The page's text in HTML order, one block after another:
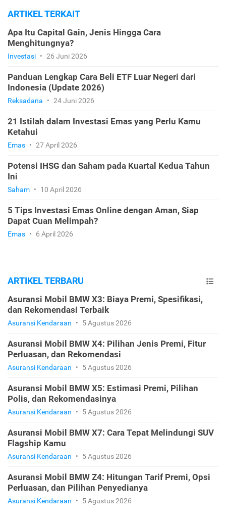
ARTIKEL TERKAIT
Apa Itu Capital Gain, Jenis Hingga Cara
Menghitungnya?
Investasi • 26 Juni 2026
Panduan Lengkap Cara Beli ETF Luar Negeri dari
Indonesia (Update 2026)
Reksadana • 24 Juni 2026
21 Istilah dalam Investasi Emas yang Perlu Kamu
Ketahui
Emas • 27 April 2026
Potensi IHSG dan Saham pada Kuartal Kedua Tahun
Ini
Saham • 10 April 2026
5 Tips Investasi Emas Online dengan Aman, Siap
Dapat Cuan Melimpah?
Emas • 6 April 2026
ARTIKEL TERBARU
Asuransi Mobil BMW X3: Biaya Premi, Spesifikasi,
dan Rekomendasi Terbaik
Asuransi Kendaraan • 5 Agustus 2026
Asuransi Mobil BMW X4: Pilihan Jenis Premi, Fitur
Perluasan, dan Rekomendasi
Asuransi Kendaraan • 5 Agustus 2026
Asuransi Mobil BMW X5: Estimasi Premi, Pilihan
Polis, dan Rekomendasinya
Asuransi Kendaraan • 5 Agustus 2026
Asuransi Mobil BMW X7: Cara Tepat Melindungi SUV
Flagship Kamu
Asuransi Kendaraan • 5 Agustus 2026
Asuransi Mobil BMW Z4: Hitungan Tarif Premi, Opsi
Perluasan, dan Pilihan Penyedianya
Asuransi Kendaraan • 5 Agustus 2026